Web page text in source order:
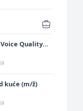
Quality
kuće (m/ž)